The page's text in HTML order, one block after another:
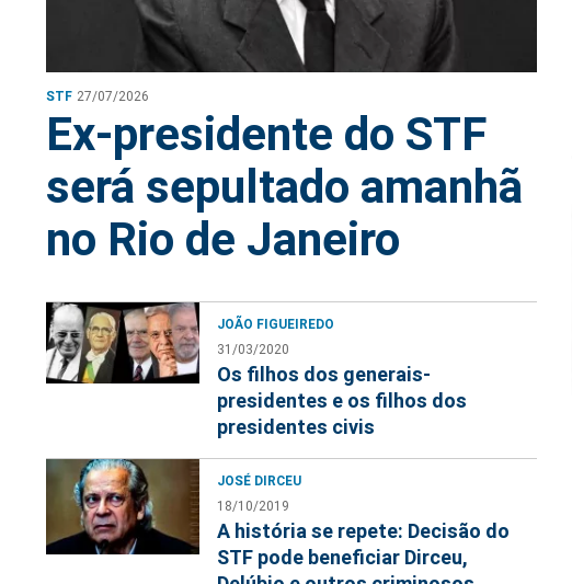
STF 27/07/2026
Ex-presidente do STF
será sepultado amanhã
no Rio de Janeiro
JOÃO FIGUEIREDO
31/03/2020
Os filhos dos generais-
presidentes e os filhos dos
presidentes civis
JOSÉ DIRCEU
18/10/2019
A história se repete: Decisão do
STF pode beneficiar Dirceu,